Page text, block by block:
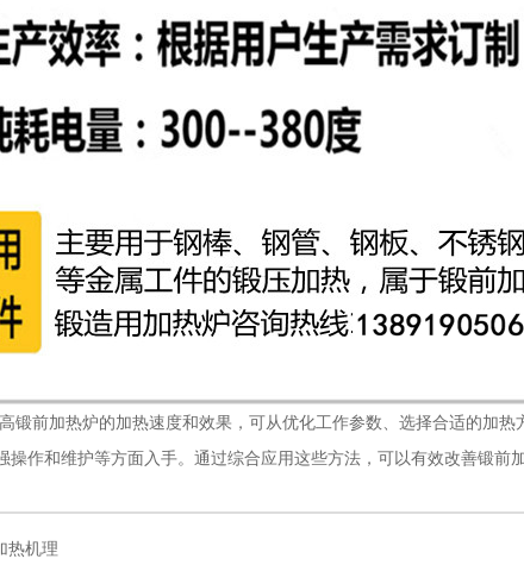
前加热炉的加热速度和效果，可从优化工作参数、选择合适的加热
操作和维护等方面入手。通过综合应用这些方法，可以有效改善锻前
热机理